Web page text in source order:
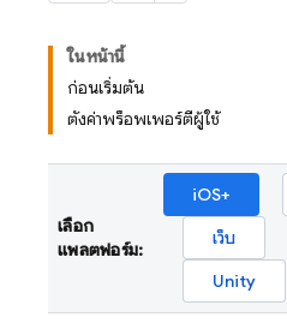
ในหน้านี้
ก่อนเริ่มต้น
ตั้งค่าพร็อพเพอร์ตี้ผู้ใช้
เลือก
แพลตฟอร์ม:
iOS+
เว็บ
Unity